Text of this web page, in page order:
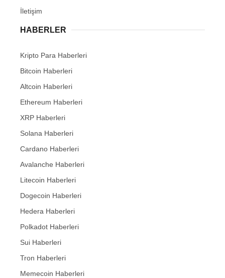
İletişim
HABERLER
Kripto Para Haberleri
Bitcoin Haberleri
Altcoin Haberleri
Ethereum Haberleri
XRP Haberleri
Solana Haberleri
Cardano Haberleri
Avalanche Haberleri
Litecoin Haberleri
Dogecoin Haberleri
Hedera Haberleri
Polkadot Haberleri
Sui Haberleri
Tron Haberleri
Memecoin Haberleri